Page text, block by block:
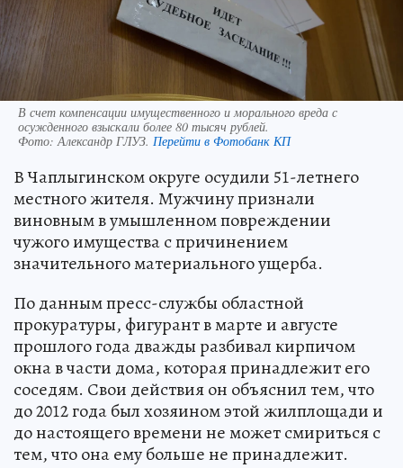
В счет компенсации имущественного и морального вреда с
осужденного взыскали более 80 тысяч рублей.
Фото:Александр ГЛУЗ. Перейти в Фотобанк КП
В Чаплыгинском округе осудили 51-летнего
местного жителя. Мужчину признали
виновным в умышленном повреждении
чужого имущества с причинением
значительного материального ущерба.
По данным пресс-службы областной
прокуратуры, фигурант в марте и августе
прошлого года дважды разбивал кирпичом
окна в части дома, которая принадлежит его
соседям. Свои действия он объяснил тем, что
до 2012 года был хозяином этой жилплощади и
до настоящего времени не может смириться с
тем, что она ему больше не принадлежит.